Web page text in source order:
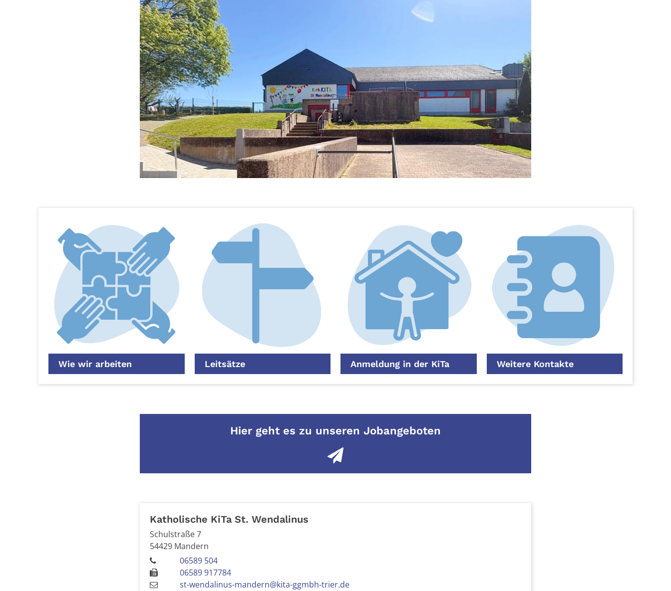
Wie wir arbeiten Leitsätze Anmeldung in der KiTa Weitere Kontakte
Hier geht es zu unseren Jobangeboten
Katholische KiTa St. Wendalinus
Schulstraße 7
54429 Mandern
06589 504
06589 917784
st-wendalinus-mandern@kita-ggmbh-trier.de